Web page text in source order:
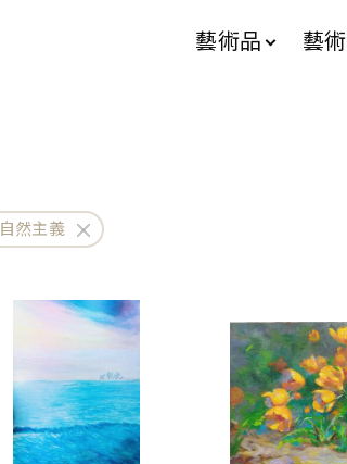
藝術品 藝
自然主義